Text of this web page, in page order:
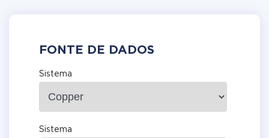
FONTE DE DADOS
Sistema
Sistema